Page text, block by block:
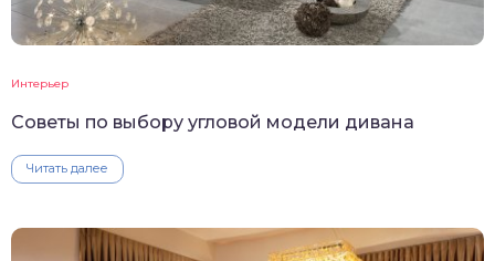
Интерьер
Советы по выбору угловой модели дивана
Читать далее